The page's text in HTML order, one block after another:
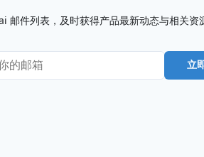
邮件列表，及时获得产品最新动态与相关资
立